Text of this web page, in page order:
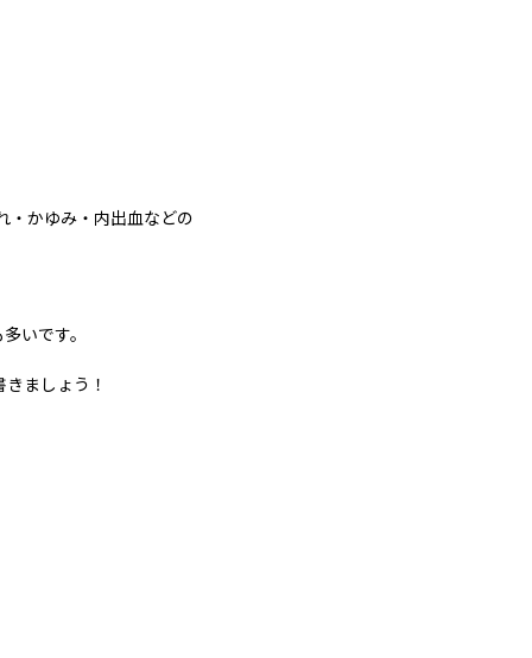
・かゆみ・内出血などの
いです。
ましょう！